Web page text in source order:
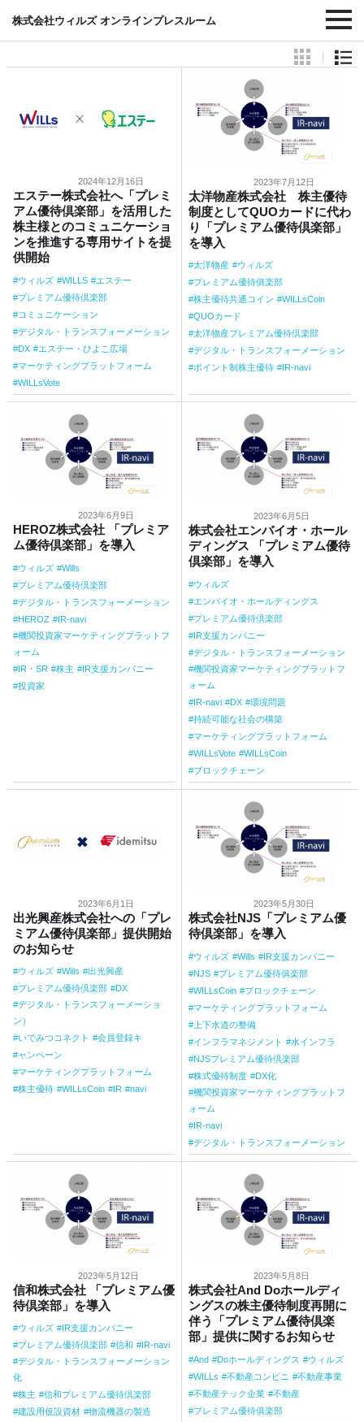
株式会社ウィルズ オンラインプレスルーム
#デジタル・トランスフォーメーション
2024年12月16日
エステー株式会社へ「プレミ
アム優待倶楽部」を活用した
株主様とのコミュニケーショ
ンを推進する専用サイトを提
供開始
ウィルズ WILLS
エステー
プレミアム優待倶楽部
コミュニケーション
デジタル・トランスフォーメーション
DX
エステー・ひよこ広場
マーケティングプラットフォーム
WILLsVote
2023年7月12日
太洋物産株式会社 株主優待
制度としてQUOカードに代わ
り「プレミアム優待倶楽部」
を導入
太洋物産
ウィルズ
プレミアム優待俱楽部
株主優待共通コイン
WILLsCoin
QUOカード
太洋物産プレミアム優待倶楽部
デジタル・トランスフォーメーション
ポイント制株主優待
IR-navi
2023年6月9日
HEROZ株式会社 「プレミア
ム優待倶楽部」を導入
ウィルズ
Wills
プレミアム優待倶楽部
デジタル・トランスフォーメーション
HEROZ
IR-navi
機関投資家マーケティングプラットフ
ォーム
IR・SR
株主
IR支援カンパニー
投資家
2023年6月5日
株式会社エンバイオ・ホール
ディングス 「プレミアム優待
倶楽部」を導入
ウィルズ
エンバイオ・ホールディングス
プレミアム優待倶楽部
IR支援カンパニー
デジタル・トランスフォーメーション
機関投資家マーケティングプラットフ
ォーム
IR-navi
DX
環境問題
持続可能な社会の構築
マーケティングプラットフォーム
WILLsVote
WILLsCoin
ブロックチェーン
2023年6月1日
出光興産株式会社への「プレ
ミアム優待倶楽部」提供開始
のお知らせ
ウィルズ Wiils
出光興産
プレミアム優待倶楽部
DX
デジタル・トランスフォーメーショ
ン）
いでみつコネクト
会員登録キ
ャンペーン
マーケティングプラットフォーム
株主優待
WILLsCoin IR navi
2023年5月30日
株式会社NJS「プレミアム優
待倶楽部」を導入
ウィルズ Wills
IR支援カンパニー
NJS
プレミアム優待俱楽部
WILLsCoin
ブロックチェーン
マーケティングプラットフォーム
上下水道の整備
インフラマネジメント
水インフラ
NJSプレミアム優待倶楽部
株式優待制度
DX化
機関投資家マーケティングプラットフ
ォーム
IR-navi
デジタル・トランスフォーメーション
2023年5月12日
信和株式会社 「プレミアム優
待倶楽部」を導入
ウィルズ
IR支援カンパニー
プレミアム優待倶楽部
信和
IR-navi
デジタル・トランスフォーメーション
化
株主
信和プレミアム優待倶楽部
建設用仮設資材
物流機器の製造
2023年5月8日
株式会社And Doホールディ
ングスの株主優待制度再開に
伴う「プレミアム優待倶楽
部」提供に関するお知らせ
And Doホールディングス
ウィルズ
WILLs
不動産コンビニ
不動産事業
不動産テック企業
不動産
プレミアム優待俱楽部